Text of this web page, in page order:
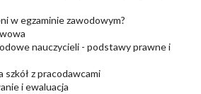
w egzaminie zawodowym?
nauczycieli - podstawy prawne i
szkół z pracodawcami
i ewaluacja